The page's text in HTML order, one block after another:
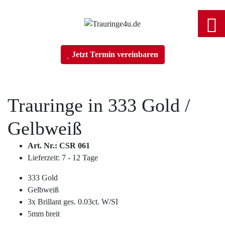
Jetzt Termin vereinbaren
Trauringe in 333 Gold /
Gelbweiß
Art. Nr.: CSR 061
Lieferzeit: 7 - 12 Tage
333 Gold
Gelbweiß
3x Brillant ges. 0.03ct. W/SI
5mm breit
Home
Verlobungsringe
Filialen